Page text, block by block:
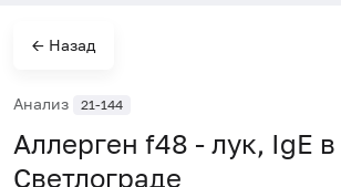
← Назад
Анализ 21-144
Аллерген f48 - лук, IgE в
Светлограде